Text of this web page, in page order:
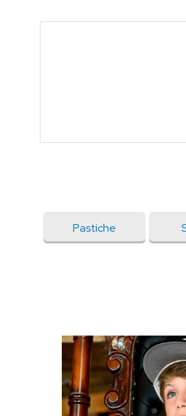
Pastiche